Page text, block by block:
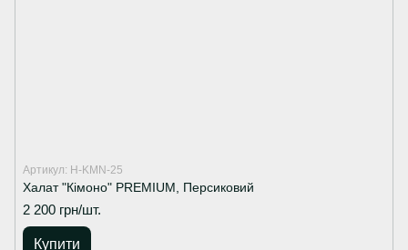
Артикул: H-KMN-25
Халат "Кімоно" PREMIUM, Персиковий
2 200 грн/шт.
Купити